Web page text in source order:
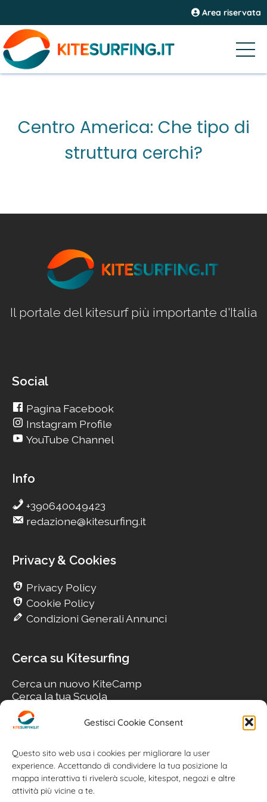
Gestisci Cookie Consent
Questo sito web usa i cookies per migliorare la user
experience. Accettando di condividere la tua posizione la
mappa interattiva ti rivelerà scuole, kitespot, negozi e altre
attività più vicine a te.
Area riservata
Centro America: Che tipo di
struttura cerchi?
Il portale del kitesurf più importante d'Italia
Social
Pagina Facebook
Instagram Profile
YouTube Channel
Info
+390640049423
redazione@kitesurfing.it
Privacy & Cookies
Privacy Policy
Cookie Policy
Condizioni Generali Annunci
Cerca su Kitesurfing
Cerca un nuovo KiteCamp
Cerca la tua Scuola
Cerca il tuo KiteSpot
Cerca Accommodation